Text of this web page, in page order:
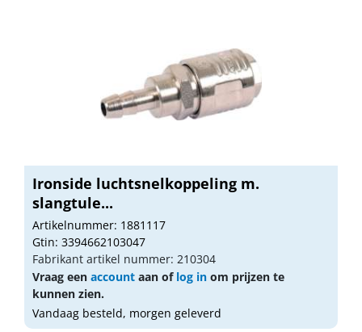
Ironside luchtsnelkoppeling m.
slangtule...
Artikelnummer: 1881117
Gtin: 3394662103047
Fabrikant artikel nummer: 210304
Vraag een account aan of log in om prijzen te
kunnen zien.
Vandaag besteld, morgen geleverd